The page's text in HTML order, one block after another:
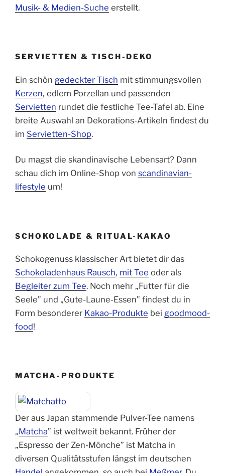
Musik- & Medien-Suche erstellt.
SERVIETTEN & TISCH-DEKO
Ein schön gedeckter Tisch mit stimmungsvollen
Kerzen, edlem Porzellan und passenden
Servietten rundet die festliche Tee-Tafel ab. Eine
breite Auswahl an Dekorations-Artikeln findest du
im Servietten-Shop.
Du magst die skandinavische Lebensart? Dann
schau dich im Online-Shop von scandinavian-
lifestyle um!
SCHOKOLADE & RITUAL-KAKAO
Schokogenuss klassischer Art bietet dir das
Schokoladenhaus Rausch, mit Tee oder als
Begleiter zum Tee. Noch mehr „Futter für die
Seele” und „Gute-Laune-Essen” findest du in
Form besonderer Kakao-Produkte bei goodmood-
food!
MATCHA-PRODUKTE
Der aus Japan stammende Pulver-Tee namens
„Matcha” ist weltweit bekannt. Früher der
„Espresso der Zen-Mönche” ist Matcha in
diversen Qualitätsstufen längst im deutschen